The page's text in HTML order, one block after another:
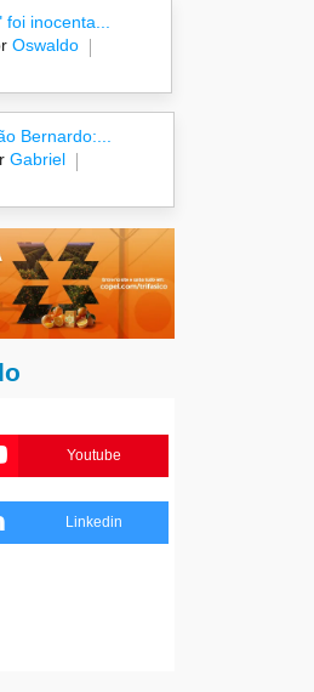
inocenta...
Oswaldo
Bernardo:...
Gabriel
Youtube
Linkedin